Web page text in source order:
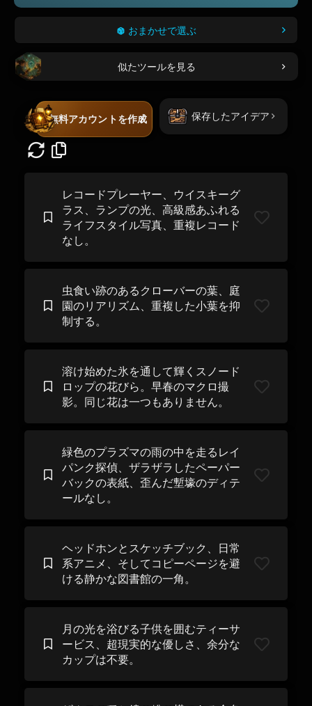
おまかせで選ぶ
似たツールを見る
無料アカウントを作成 保存したアイデア
レコードプレーヤー、ウイスキーグ
ラス、ランプの光、高級感あふれる
ライフスタイル写真、重複レコード
なし。
虫食い跡のあるクローバーの葉、庭
園のリアリズム、重複した小葉を抑
制する。
溶け始めた氷を通して輝くスノード
ロップの花びら。早春のマクロ撮
影。同じ花は一つもありません。
緑色のプラズマの雨の中を走るレイ
パンク探偵、ザラザラしたペーパー
バックの表紙、歪んだ塹壕のディテ
ールなし。
ヘッドホンとスケッチブック、日常
系アニメ、そしてコピーページを避
ける静かな図書館の一角。
月の光を浴びる子供を囲むティーサ
ービス、超現実的な優しさ、余分な
カップは不要。